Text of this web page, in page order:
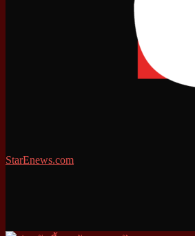
StarEnews.com